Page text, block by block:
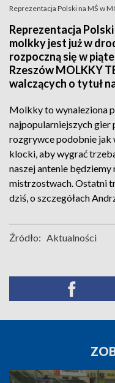
Reprezentacja Polski na MŚ w
Reprezentacja
molkky jest już w
rozpoczną się w
Rzeszów MOLKKY
walczących o tytuł
Molkky to wynaleziona
najpopularniejszych gier
rozgrywce podobnie jak
klocki, aby wygrać
naszej antenie
mistrzostwach. Ostatni
dziś, o szczegółach
Źródło: Aktualności